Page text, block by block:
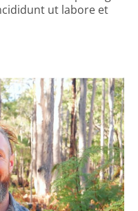
ut labore et